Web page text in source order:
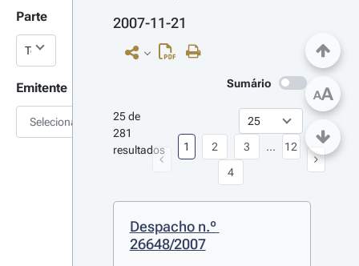
Parte
Emitente
Selecionar
2007-11-21
Sumário
25 de
281
resultados
1 2
3
4
... 12
Despacho n.º
26648/2007
AA